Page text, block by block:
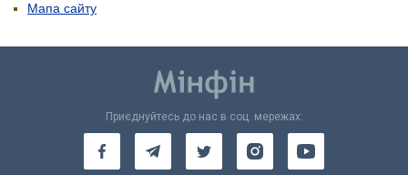
Мапа сайту
Приєднуйтесь до нас в соц. мережах: